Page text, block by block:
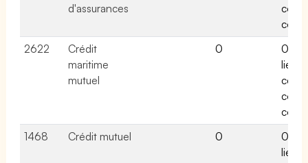
d'assurances
2622
Crédit
maritime
mutuel
0
0
liées
cette
1468
Crédit mutuel 0
0
liées